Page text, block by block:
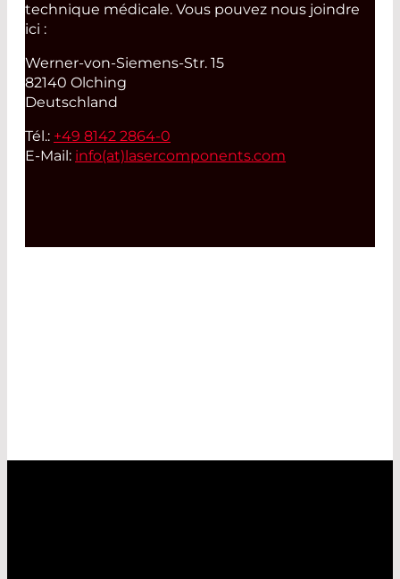
technique médicale. Vous pouvez nous joindre
ici :
Werner-von-Siemens-Str. 15
82140 Olching
Deutschland
Tél.: +49 8142 2864-0
E-Mail: info(at) lasercomponents.com